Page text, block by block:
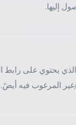
إليها.
الذي يحتوي على
المرغوب فيه